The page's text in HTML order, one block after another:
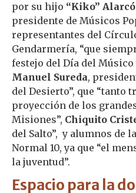
por su hijo “Kiko”
presidente de Músicos
representantes del
Gendarmería, “que
festejo del Día del
Manuel Sureda,
del Desierto”, que “tanto
proyección de los
Misiones”, Chiquito
del Salto”, y alumnos de
Normal 10, ya que “el
la juventud”.
Espacio para la